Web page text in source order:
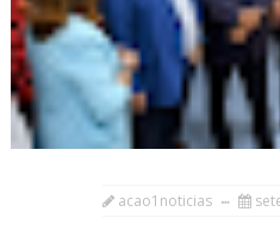
acao1noticias